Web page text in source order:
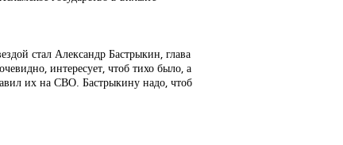
стал Александр Бастрыкин, глава
интересует, чтоб тихо было, а
их на СВО. Бастрыкину надо, чтоб